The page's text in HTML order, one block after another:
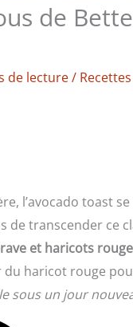
de
de lecture/
l’avocado toast
de transcender ce
et haricots
haricot rouge
sous un jour